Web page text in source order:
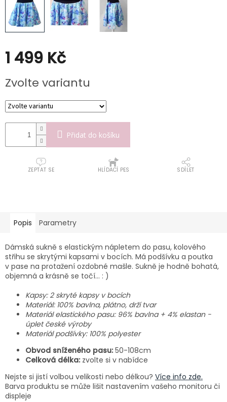
1 499 Kč
cena:
Zvolte variantu
Přidat do košíku
ZEPTAT SE HLÍDACÍ PES SDÍLET
Popis Parametry
Dámská sukně s elastickým nápletem do pasu, kolového
střihu se skrytými kapsami v bocích. Má podšívku a poutka
v pase na protažení ozdobné mašle. Sukně je hodně bohatá,
objemná a krásně se točí… : )
Kapsy: 2 skryté kapsy v bocích
Materiál: 100% bavlna, plátno, drží tvar
Materiál elastického pasu: 96% bavlna + 4% elastan -
úplet české výroby
Materiál podšívky: 100% polyester
Obvod sníženého pasu:50-108cm
Celková délka: zvolte si v nabídce
Nejste si jistí volbou velikosti nebo délkou? Více info zde.
Barva produktu se může lišit nastavením vašeho monitoru či
displeje